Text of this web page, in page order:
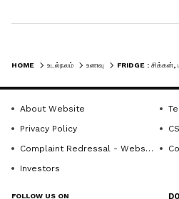
5
HOME உடல்நலம் உணவு
About Website
Privacy Policy
Complaint Redressal - Website
Investors
FOLLOW US ON